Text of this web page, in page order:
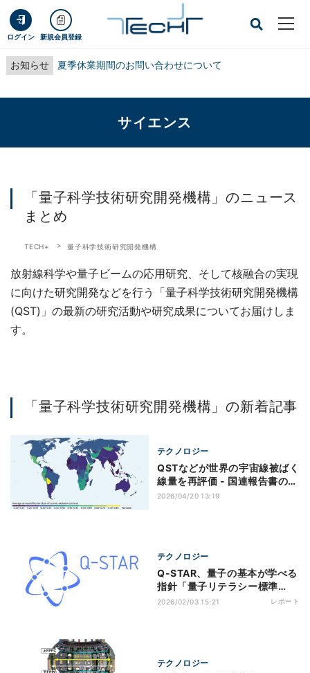
ログイン 新規会員登録
お知らせ 夏季休業期間のお問い合わせについて
サイエンス
「量子科学技術研究開発機構」のニュース
まとめ
TECH+ 量子科学技術研究開発機構
放射線科学や量子ビームの応用研究、そして核融合の実現
に向けた研究開発などを行う「量子科学技術研究開発機構
(QST)」の最新の研究活動や研究成果についてお届けしま
す。
「量子科学技術研究開発機構」の新着記事
テクノロジー
QSTなどが世界の宇宙線被ばく
線量を再評価 - 国連報告書の改
定に貢献
2026/04/20 13:19
テクノロジー
Q-STAR、量子の基本が学べる
指針「量子リテラシー標準
(QSS-L)ver.1.0」を発表
2026/02/03 15:21 レポート
テクノロジー